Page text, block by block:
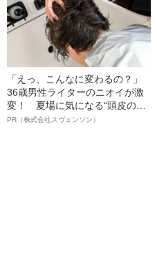
「えっ、こんなに変わるの？」
36歳男性ライターのニオイが激
変！ 夏場に気になる“頭皮のニ
オイ”や“ベタつき”を解消す
PR（株式会社スヴェンソン）